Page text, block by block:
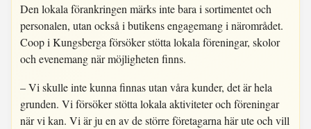
Den lokala förankringen märks inte bara i sortimentet och
personalen, utan också i butikens engagemang i närområdet.
Coop i Kungsberga försöker stötta lokala föreningar, skolor
och evenemang när möjligheten finns.
– Vi skulle inte kunna finnas utan våra kunder, det är hela
grunden. Vi försöker stötta lokala aktiviteter och föreningar
när vi kan. Vi är ju en av de större företagarna här ute och vill